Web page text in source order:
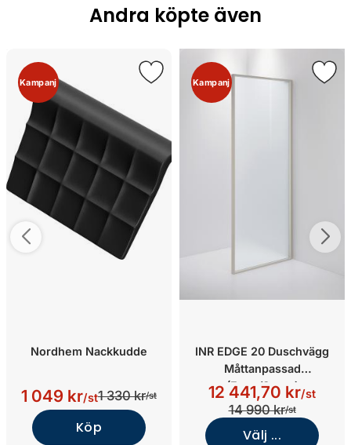
Andra köpte även
Kampanj
Nordhem Nackkudde
1 049 kr/st1 330 kr/st
Köp
Kampanj
INR EDGE 20 Duschvägg
Måttanpassad
(Frost/Stone)
12 441,70 kr/st
14 990 kr/st
Välj ...